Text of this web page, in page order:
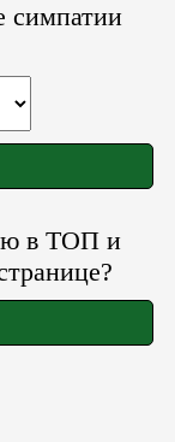
симпатии
в ТОП и